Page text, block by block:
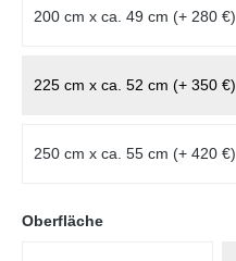
200 cm x ca. 49 cm (+ 280 €)
225 cm x ca. 52 cm (+ 350 €)
250 cm x ca. 55 cm (+ 420 €)
Oberflächeauswählen